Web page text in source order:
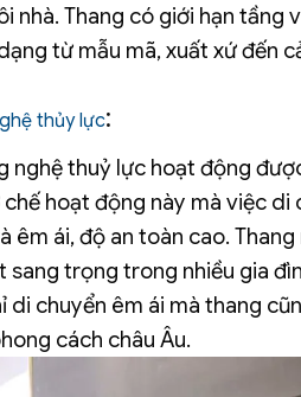
nhà. Thang có giới hạn tầng
từ mẫu mã, xuất xứ đến
thủy lực:
nghệ thuỷ lực hoạt động
hoạt động này mà việc
êm ái, độ an toàn cao.
trọng trong nhiều gia
di chuyển êm ái mà thang
cách châu Âu.